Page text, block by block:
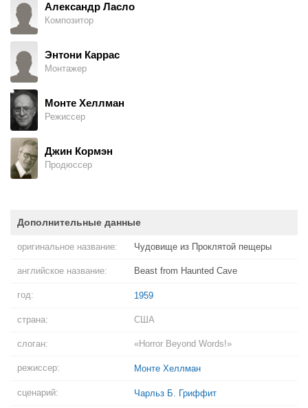
Александр Ласло
Композитор
Энтони Каррас
Монтажер
Монте Хеллман
Режиссер
Джин Кормэн
Продюссер
Дополнительные данные
оригинальное название: Чудовище из Проклятой пещеры
английское название: Beast from Haunted Cave
год: 1959
страна: США
слоган: «Horror Beyond Words!»
режиссер: Монте Хеллман
сценарий: Чарльз Б. Гриффит